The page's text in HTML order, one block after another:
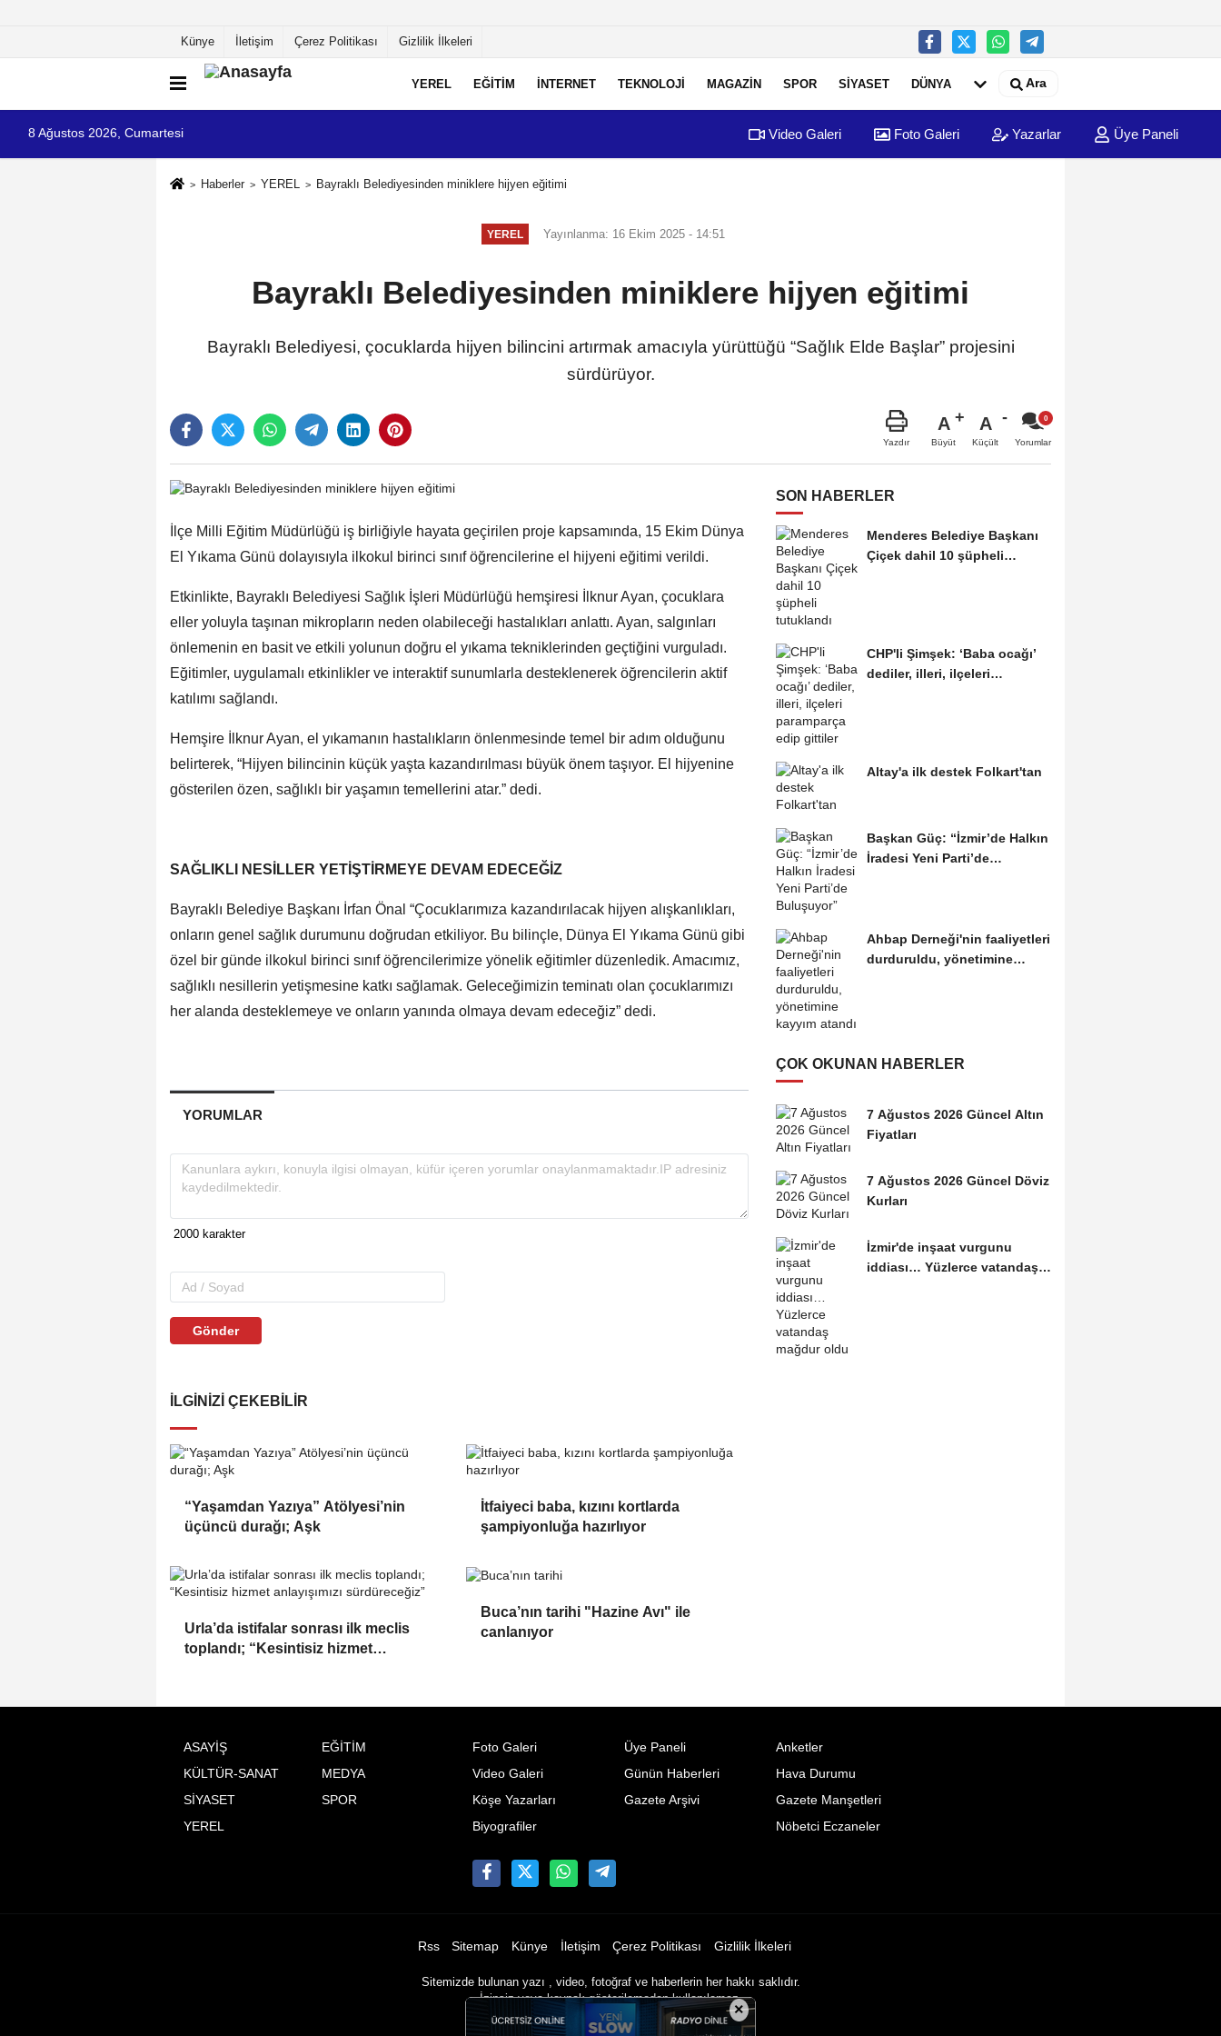
Künye İletişim Çerez Politikası Gizlilik İlkeleri
YEREL EĞİTİM İNTERNET TEKNOLOJİ MAGAZİN SPOR SİYASET DÜNYA Ara
8 Ağustos 2026, Cumartesi Video Galeri Foto Galeri Yazarlar Üye Paneli
Haberler YEREL Bayraklı Belediyesinden miniklere hijyen eğitimi
YEREL Yayınlanma: 16 Ekim 2025 - 14:51
Bayraklı Belediyesinden miniklere hijyen eğitimi
Bayraklı Belediyesi, çocuklarda hijyen bilincini artırmak amacıyla yürüttüğü “Sağlık Elde Başlar” projesini
sürdürüyor.
Yazdır
A
Büyüt
A
Küçült Yorumlar
İlçe Milli Eğitim Müdürlüğü iş birliğiyle hayata geçirilen proje kapsamında, 15 Ekim Dünya
El Yıkama Günü dolayısıyla ilkokul birinci sınıf öğrencilerine el hijyeni eğitimi verildi.
Etkinlikte, Bayraklı Belediyesi Sağlık İşleri Müdürlüğü hemşiresi İlknur Ayan, çocuklara
eller yoluyla taşınan mikropların neden olabileceği hastalıkları anlattı. Ayan, salgınları
önlemenin en basit ve etkili yolunun doğru el yıkama tekniklerinden geçtiğini vurguladı.
Eğitimler, uygulamalı etkinlikler ve interaktif sunumlarla desteklenerek öğrencilerin aktif
katılımı sağlandı.
Hemşire İlknur Ayan, el yıkamanın hastalıkların önlenmesinde temel bir adım olduğunu
belirterek, “Hijyen bilincinin küçük yaşta kazandırılması büyük önem taşıyor. El hijyenine
gösterilen özen, sağlıklı bir yaşamın temellerini atar.” dedi.
SAĞLIKLI NESİLLER YETİŞTİRMEYE DEVAM EDECEĞİZ
Bayraklı Belediye Başkanı İrfan Önal “Çocuklarımıza kazandırılacak hijyen alışkanlıkları,
onların genel sağlık durumunu doğrudan etkiliyor. Bu bilinçle, Dünya El Yıkama Günü gibi
özel bir günde ilkokul birinci sınıf öğrencilerimize yönelik eğitimler düzenledik. Amacımız,
sağlıklı nesillerin yetişmesine katkı sağlamak. Geleceğimizin teminatı olan çocuklarımızı
her alanda desteklemeye ve onların yanında olmaya devam edeceğiz” dedi.
YORUMLAR
Gönder
İLGINIZI ÇEKEBILIR
“Yaşamdan Yazıya” Atölyesi’nin
üçüncü durağı; Aşk
İtfaiyeci baba, kızını kortlarda
şampiyonluğa hazırlıyor
Urla’da istifalar sonrası ilk meclis
toplandı; “Kesintisiz hizmet
Buca’nın tarihi "Hazine Avı" ile
canlanıyor
SON HABERLER
Menderes Belediye Başkanı
Çiçek dahil 10 şüpheli
CHP'li Şimşek: ‘Baba ocağı’
dediler, illeri, ilçeleri
Altay'a ilk destek Folkart'tan
Başkan Güç: “İzmir’de Halkın
İradesi Yeni Parti’de
Ahbap Derneği'nin faaliyetleri
durduruldu, yönetimine
ÇOK OKUNAN HABERLER
7 Ağustos 2026 Güncel Altın
Fiyatları
7 Ağustos 2026 Güncel Döviz
Kurları
İzmir'de inşaat vurgunu
iddiası… Yüzlerce vatandaş
ASAYİŞ
EĞİTİM
KÜLTÜR-SANAT
MEDYA
SİYASET
SPOR
YEREL
Foto Galeri
Video Galeri
Köşe Yazarları
Biyografiler
Üye Paneli
Günün Haberleri
Gazete Arşivi
Anketler
Hava Durumu
Gazete Manşetleri
Nöbetci Eczaneler
Rss Sitemap Künye İletişim Çerez Politikası Gizlilik İlkeleri
Sitemizde bulunan yazı , video, fotoğraf ve haberlerin her hakkı saklıdır.
İzinsiz veya kaynak gösterilemeden kullanılamaz.
×